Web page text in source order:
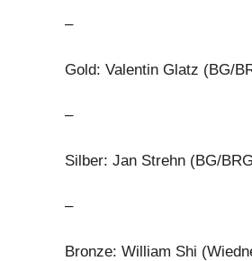
–
Gold: Valentin Glatz (BG/
–
Silber: Jan Strehn (BG/
–
Bronze: William Shi